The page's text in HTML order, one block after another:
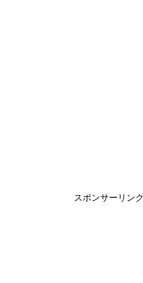
スポンサーリンク